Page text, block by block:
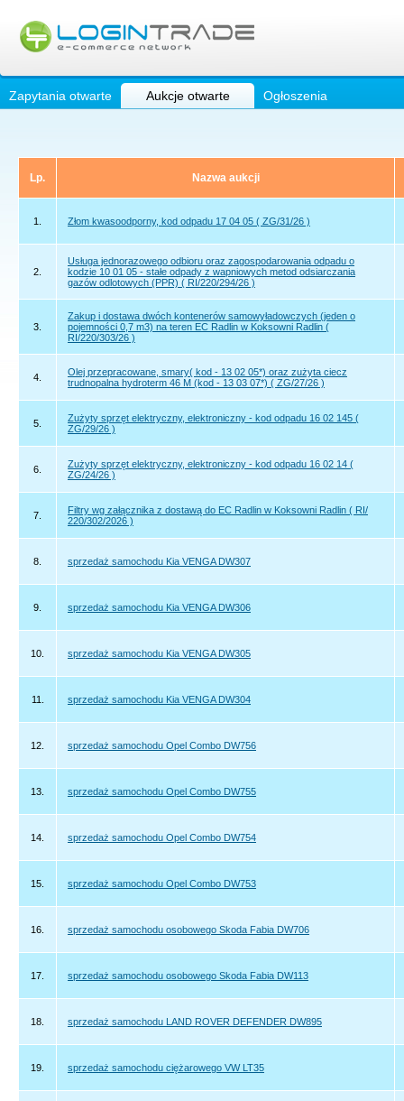
Zapytania otwarte Aukcje otwarte Ogłoszenia
Lp. Nazwa aukcji
1. Złom kwasoodporny, kod odpadu 17 04 05 ( ZG/31/26 )
2.
Usługa jednorazowego odbioru oraz zagospodarowania odpadu o
kodzie 10 01 05 - stałe odpady z wapniowych metod odsiarczania
gazów odlotowych (PPR) ( RI/220/294/26 )
3.
Zakup i dostawa dwóch kontenerów samowyładowczych (jeden o
pojemności 0,7 m3) na teren EC Radlin w Koksowni Radlin (
RI/220/303/26 )
4.
Olej przepracowane, smary( kod - 13 02 05*) oraz zużyta ciecz
trudnopalna hydroterm 46 M (kod - 13 03 07*) ( ZG/27/26 )
5.
Zużyty sprzęt elektryczny, elektroniczny - kod odpadu 16 02 145 (
ZG/29/26 )
6.
Zużyty sprzęt elektryczny, elektroniczny - kod odpadu 16 02 14 (
ZG/24/26 )
7.
Filtry wg załącznika z dostawą do EC Radlin w Koksowni Radlin ( RI/
220/302/2026 )
8. sprzedaż samochodu Kia VENGA DW307
9. sprzedaż samochodu Kia VENGA DW306
10. sprzedaż samochodu Kia VENGA DW305
11. sprzedaż samochodu Kia VENGA DW304
12. sprzedaż samochodu Opel Combo DW756
13. sprzedaż samochodu Opel Combo DW755
14. sprzedaż samochodu Opel Combo DW754
15. sprzedaż samochodu Opel Combo DW753
16. sprzedaż samochodu osobowego Skoda Fabia DW706
17. sprzedaż samochodu osobowego Skoda Fabia DW113
18. sprzedaż samochodu LAND ROVER DEFENDER DW895
19. sprzedaż samochodu ciężarowego VW LT35